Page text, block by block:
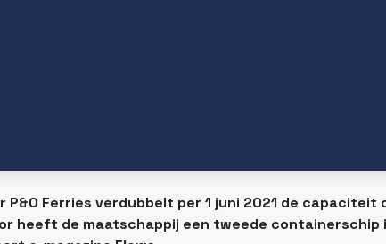
Ferries verdubbelt per 1 juni 2021 de
heeft de maatschappij een tweede